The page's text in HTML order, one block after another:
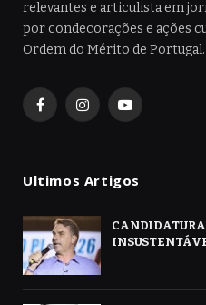
relevantes e articulista em
por condecorações e ações
Ordem do Mérito de Portugal.
FacebookInstagramYouTube
Ultimos Artigos
CANDIDATURA